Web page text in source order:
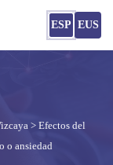
ESP EUS
> Efectos del
o ansiedad